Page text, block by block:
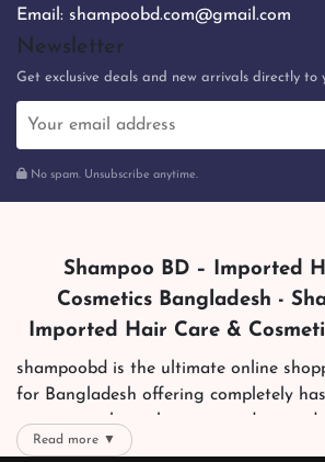
Email: shampoobd.com@gmail.com
Newsletter
Get exclusive deals and new arrivals directly to
No spam. Unsubscribe anytime.
Shampoo BD – Imported
Cosmetics Bangladesh -
Imported Hair Care &
shampoobd is the ultimate online
for Bangladesh offering completely
experience through secure and trusted
you trendy and reliable shopping with
Read more ▼